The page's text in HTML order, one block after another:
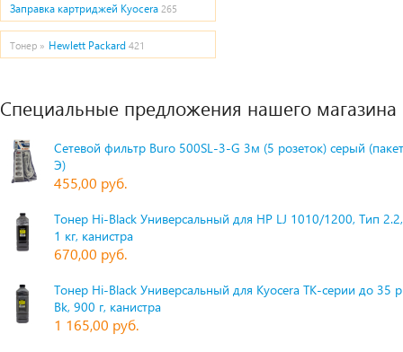
Заправка картриджей Kyocera 265
Тонер » Hewlett Packard 421
Специальные предложения нашего магазина
Сетевой фильтр Buro 500SL-3-G 3м (5 розеток) серый
Э)
455,00 руб.
Тонер Hi-Black Универсальный для HP LJ 1010/1200, Тип
1 кг, канистра
670,00 руб.
Тонер Hi-Black Универсальный для Kyocera TK-серии до 35
Bk, 900 г, канистра
1 165,00 руб.